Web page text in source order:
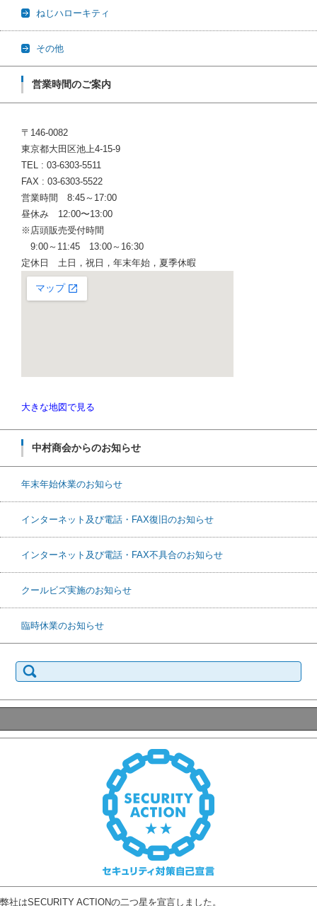
ねじハローキティ
その他
営業時間のご案内
〒146-0082
東京都大田区池上4-15-9
TEL : 03-6303-5511
FAX : 03-6303-5522
営業時間 8:45～17:00
昼休み 12:00〜13:00
※店頭販売受付時間
9:00～11:45 13:00～16:30
定休日 土日，祝日，年末年始，夏季休暇
大きな地図で見る
中村商会からのお知らせ
年末年始休業のお知らせ
インターネット及び電話・FAX復旧のお知らせ
インターネット及び電話・FAX不具合のお知らせ
クールビズ実施のお知らせ
臨時休業のお知らせ
索:
弊社はSECURITY ACTIONの二つ星を宣言しました。